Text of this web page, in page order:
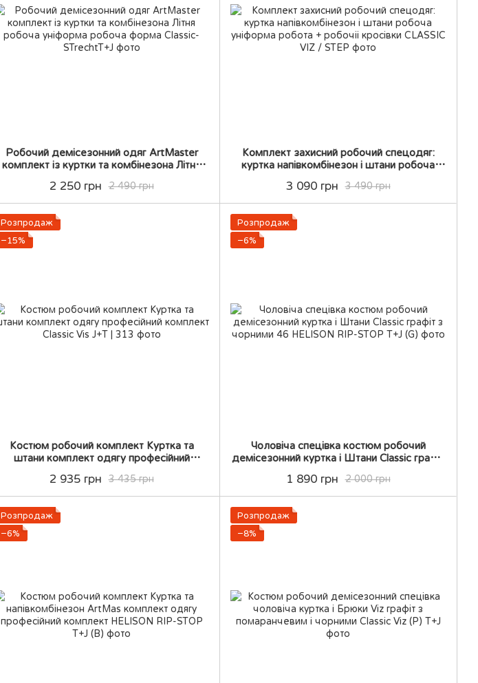
Робочий демісезонний одяг ArtMaster
комплект із куртки та комбінезона Літня
2 490 грн
2 250 грн
Комплект захисний робочий спецодяг:
куртка напівкомбінезон і штани робоча
3 490 грн
3 090 грн
Розпродаж
−15%
Костюм робочий комплект Куртка та
штани комплект одягу професійний
3 435 грн
2 935 грн
Розпродаж
−6%
Чоловіча спецівка костюм робочий
демісезонний куртка і Штани Classic графіт
2 000 грн
1 890 грн
Розпродаж
−6%
Розпродаж
−8%